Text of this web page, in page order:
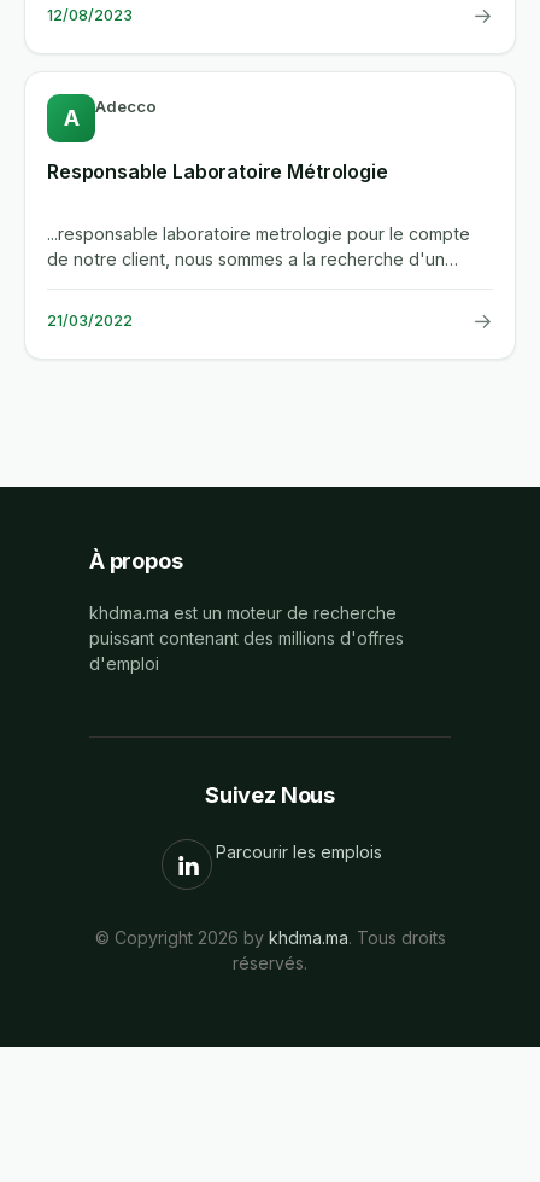
12/08/2023 →
A Adecco
Responsable Laboratoire Métrologie
...responsable laboratoire metrologie pour le compte
de notre client, nous sommes a la recherche d'un
responsable...
21/03/2022 →
À propos
khdma.ma est un moteur de recherche
puissant contenant des millions d'offres
d'emploi
Suivez Nous
Parcourir les emplois
© Copyright 2026 by khdma.ma. Tous droits
réservés.